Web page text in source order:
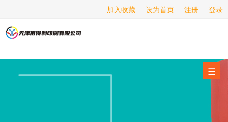
登录
注册
设为首页
加入收藏
☰
海报印刷
服务项目